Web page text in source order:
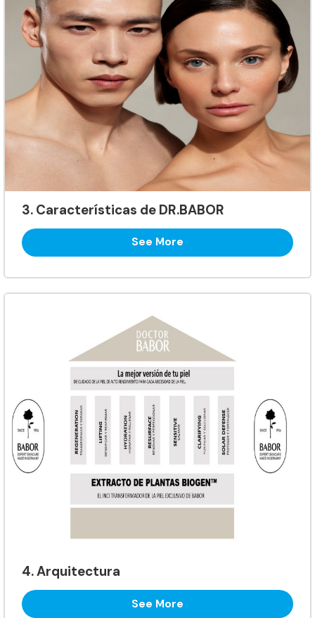
3. Características de DR.BABOR
See More
4. Arquitectura
See More